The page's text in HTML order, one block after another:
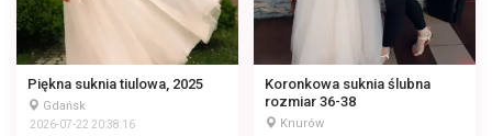
Piękna suknia tiulowa, 2025
Gdańsk
2026-07-22 20:38:16
Koronkowa suknia ślubna
rozmiar 36-38
Knurów